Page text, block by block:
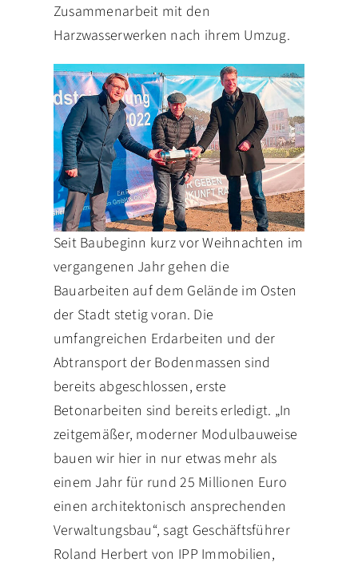
Zusammenarbeit mit den
Harzwasserwerken nach ihrem Umzug.
Seit Baubeginn kurz vor Weihnachten im
vergangenen Jahr gehen die
Bauarbeiten auf dem Gelände im Osten
der Stadt stetig voran. Die
umfangreichen Erdarbeiten und der
Abtransport der Bodenmassen sind
bereits abgeschlossen, erste
Betonarbeiten sind bereits erledigt. „In
zeitgemäßer, moderner Modulbauweise
bauen wir hier in nur etwas mehr als
einem Jahr für rund 25 Millionen Euro
einen architektonisch ansprechenden
Verwaltungsbau“, sagt Geschäftsführer
Roland Herbert von IPP Immobilien,